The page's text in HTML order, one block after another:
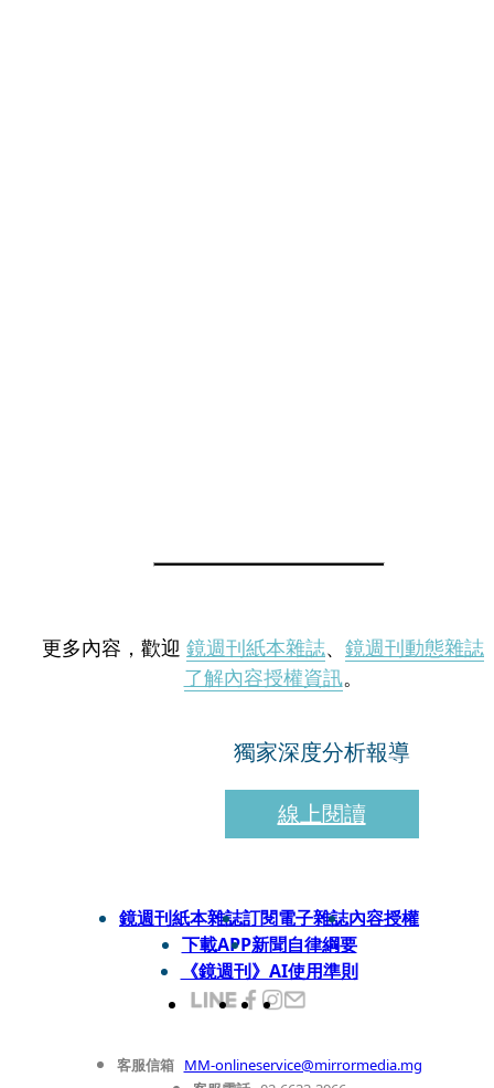
更多內容，歡迎 鏡週刊紙本雜誌、 鏡週刊動態雜誌
了解內容授權資訊。
獨家深度分析報導
線上閱讀
鏡週刊紙本雜誌訂閱電子雜誌內容授權
下載APP新聞自律綱要
《鏡週刊》AI使用準則
客服信箱 MM-onlineservice@mirrormedia.mg